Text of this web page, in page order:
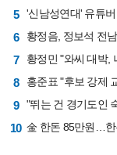
5
6
7
8
9
10 金 한돈 85만원…한